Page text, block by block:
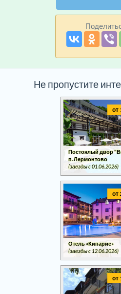
Не пропустите
от
Постоялый двор
п. Лермонтово
(заезды c 01.06.2026)
от
Отель «Кипарис»
(заезды c 12.06.2026)
от